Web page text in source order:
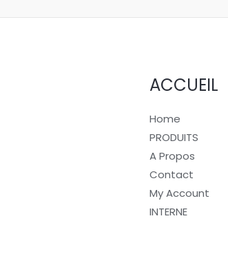
ACCUEIL
Home
PRODUITS
A Propos
Contact
My Account
INTERNE